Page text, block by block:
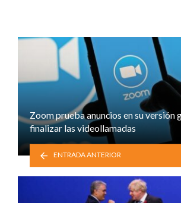
Zoom prueba anuncios en su versión
finalizar las videollamadas
ENTRADA ANTERIOR